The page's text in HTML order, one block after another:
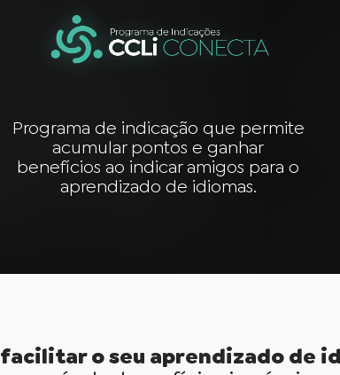
Programa de indicação que permite
acumular pontos e ganhar
benefícios ao indicar amigos para o
aprendizado de idiomas.
facilitar o seu aprendizado de